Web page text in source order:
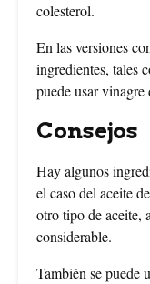
colesterol.
En las versiones
ingredientes, tales
puede usar vinagre
Consejos
Hay algunos
el caso del aceite
otro tipo de aceite,
considerable.
También se puede